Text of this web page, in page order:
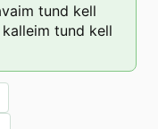
tund kell
kalleim tund kell